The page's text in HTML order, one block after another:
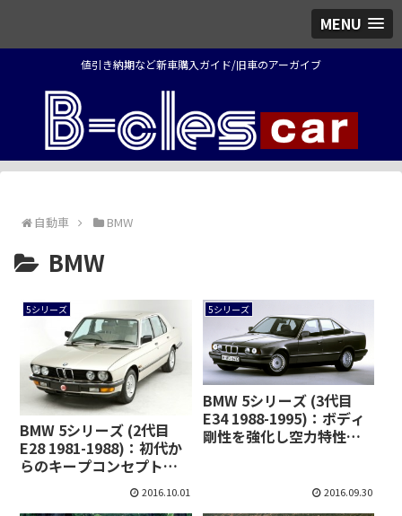
MENU
値引き納期など新車購入ガイド/旧車のアーガイブ
自動車 BMW
BMW
5シリーズ
BMW 5シリーズ (2代目
E28 1981-1988)：初代か
らのキープコンセプトな
がら空力特性を改善2016.10.01
5シリーズ
BMW 5シリーズ (3代目
E34 1988-1995)：ボディ
剛性を強化し空力特性を
2016.09.30